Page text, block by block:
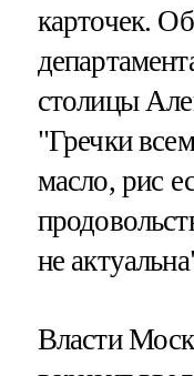
карточек.
столицы
"Гречки
масло, рис
не
Власти